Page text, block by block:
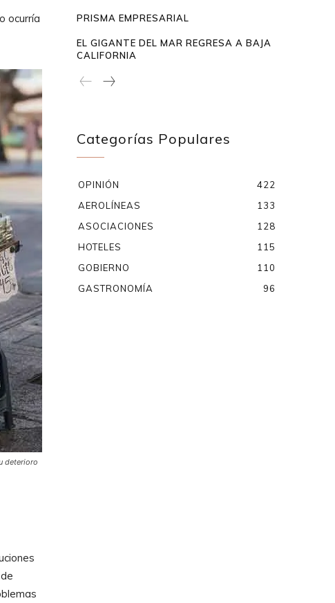
ocurría
deterioro
PRISMA EMPRESARIAL
EL GIGANTE DEL MAR REGRESA A BAJA
CALIFORNIA
Categorías Populares
OPINIÓN
422
AEROLÍNEAS
133
ASOCIACIONES
128
HOTELES
115
GOBIERNO
110
GASTRONOMÍA
96